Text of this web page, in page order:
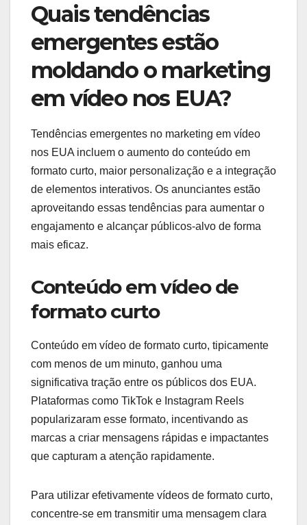
Quais tendências
emergentes estão
moldando o marketing
em vídeo nos EUA?
Tendências emergentes no marketing em vídeo
nos EUA incluem o aumento do conteúdo em
formato curto, maior personalização e a integração
de elementos interativos. Os anunciantes estão
aproveitando essas tendências para aumentar o
engajamento e alcançar públicos-alvo de forma
mais eficaz.
Conteúdo em vídeo de
formato curto
Conteúdo em vídeo de formato curto, tipicamente
com menos de um minuto, ganhou uma
significativa tração entre os públicos dos EUA.
Plataformas como TikTok e Instagram Reels
popularizaram esse formato, incentivando as
marcas a criar mensagens rápidas e impactantes
que capturam a atenção rapidamente.
Para utilizar efetivamente vídeos de formato curto,
concentre-se em transmitir uma mensagem clara